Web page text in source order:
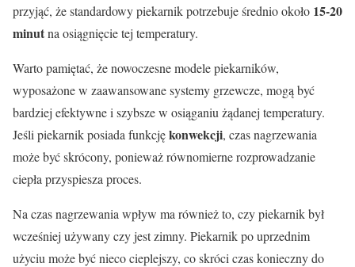
przyjąć, że standardowy piekarnik potrzebuje średnio około 15-20
minutna osiągnięcie tej temperatury.
Warto pamiętać, że nowoczesne modele piekarników,
wyposażone w zaawansowane systemy grzewcze, mogą być
bardziej efektywne i szybsze w osiąganiu żądanej temperatury.
Jeśli piekarnik posiada funkcjękonwekcji, czas nagrzewania
może być skrócony, ponieważ równomierne rozprowadzanie
ciepła przyspiesza proces.
Na czas nagrzewania wpływ ma również to, czy piekarnik był
wcześniej używany czy jest zimny. Piekarnik po uprzednim
użyciu może być nieco cieplejszy, co skróci czas konieczny do